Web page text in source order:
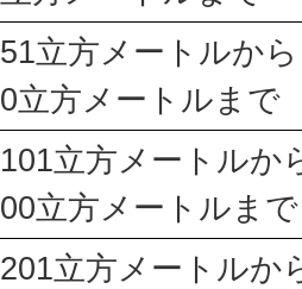
51立方メートルか
0立方メートルまで
101立方メートルか
00立方メートルまで
201立方メートルか